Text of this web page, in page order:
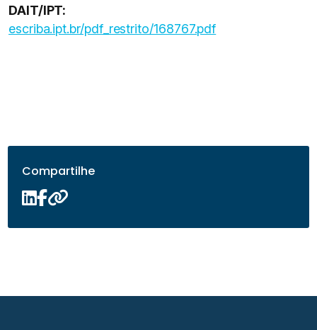
DAIT/IPT:
escriba.ipt.br/pdf_restrito/168767.pdf
Compartilhe